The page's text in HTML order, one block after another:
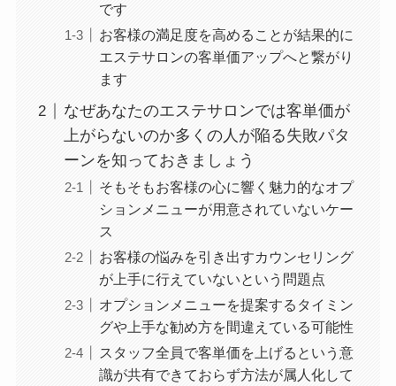
です
お客様の満足度を高めることが結果的に
エステサロンの客単価アップへと繋がり
ます
なぜあなたのエステサロンでは客単価が
上がらないのか多くの人が陥る失敗パタ
ーンを知っておきましょう
そもそもお客様の心に響く魅力的なオプ
ションメニューが用意されていないケー
ス
お客様の悩みを引き出すカウンセリング
が上手に行えていないという問題点
オプションメニューを提案するタイミン
グや上手な勧め方を間違えている可能性
スタッフ全員で客単価を上げるという意
識が共有できておらず方法が属人化して